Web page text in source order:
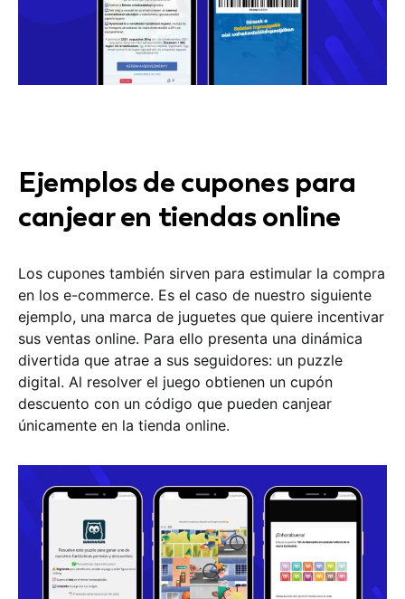
Ejemplos de cupones para
canjear en tiendas online
Los cupones también sirven para estimular la compra
en los e-commerce. Es el caso de nuestro siguiente
ejemplo, una marca de juguetes que quiere incentivar
sus ventas online. Para ello presenta una dinámica
divertida que atrae a sus seguidores: un puzzle
digital. Al resolver el juego obtienen un cupón
descuento con un código que pueden canjear
únicamente en la tienda online.